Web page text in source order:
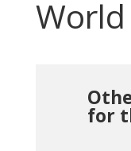
World
for